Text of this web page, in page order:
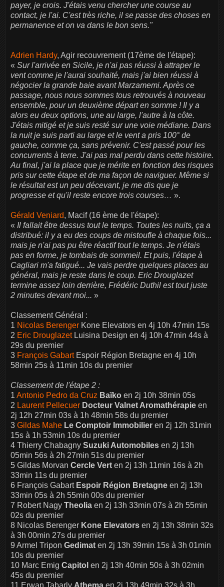
payer, je crois. J'étais venu chercher une course au
contact, je l'ai. C'est très riche, il se passe des choses en
permanence et on va dans le bon sens."
Adrien Hardy, Agir recouvrement (17ème de l'étape):
« Sur l'arrivée en Sicile, je n'ai pas réussi à attraper le
vent comme je l'aurai souhaité, mais j'ai bien réussi à
négocier la grande baie avant Marzamemi. Après ce
passage, nous nous sommes tous retrouvés à nouveau
ensemble, pour un deuxième départ en somme ! Il y a
alors eu deux options, une au large, l'autre à la côte.
J'étais mitigé et je suis resté sur une voie médiane. Dans
la nuit je suis parti au large et le vent a pris 100° de
gauche, comme ça, sans prévenir. C'est passé pour les
concurrents à terre. J'ai pas mal perdu dans cette histoire.
Au final, j'ai la place que je mérite en fonction des risques
pris sur cette étape et de ma façon de naviguer. Même si
le résultat est un peu décevant, je me dis que je
progresse et qu'il reste encore trois courses… ».
Gérald Veniard, Macif (16 ème de l'étape):
« Il fallait être dessus tout le temps. Toutes les nuits, ça a
distribué: il y a eu des coups de mistoufle à chaque fois...
mais je n'ai pas pu être réactif tout le temps. Je n'étais
pas en forme, je tombais de sommeil. Et puis, l'étape à
Cagliari m'a fatigué... Je vais perdre quelques places au
général, mais je reste dans le coup. Eric Drouglazet
termine assez loin derrière, Frédéric Duthil est tout juste
2 minutes devant moi... »
Classement Général :
1 Nicolas Berenger Kone Elevators en 4j 10h 47min 15s
2 Eric DrouglazetLuisina Design en 4j 10h 47min 44s à
29s du premier
3 François GabartEspoir Région Bretagne en 4j 10h
58min 25s à 11min 10s du premier
Classement de l'étape 2 :
1 Antonio Pedro da Cruz Baïko en 2j 10h 38min 05s
2 Laurent Pellecuer Docteur Valnet Aromathérapie en
2j 12h 27min 03s à 1h 48min 58s du premier
3 Gildas Mahe Le Comptoir Immobilier en 2j 12h 31min
15s à 1h 53min 10s du premier
4 Thierry Chabagny Suzuki Automobiles en 2j 13h
05min 56s à 2h 27min 51s du premier
5 Gildas Morvan Cercle Vert en 2j 13h 11min 16s à 2h
33min 11s du premier
6 François Gabart Espoir Région Bretagne en 2j 13h
33min 05s à 2h 55min 00s du premier
7 Robert Nagy Theolia en 2j 13h 33min 07s à 2h 55min
02s du premier
8 Nicolas Berenger Kone Elevators en 2j 13h 38min 32s
à 3h 00min 27s du premier
9 Armel Tripon Gedimat en 2j 13h 39min 15s à 3h 01min
10s du premier
10 Marc Emig Capitol en 2j 13h 40min 50s à 3h 02min
45s du premier
11 Erwan Tabarly Athema en 2j 13h 49min 32s à 3h